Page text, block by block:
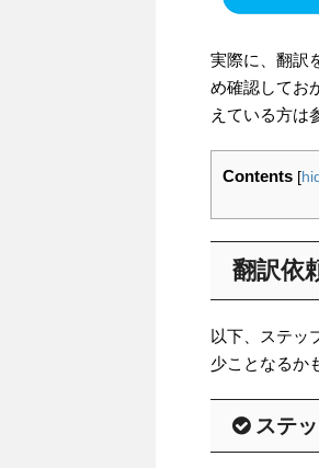
実際に、翻訳
め確認してお
えている方は
Contents [
翻訳依
以下、ステッ
少ことなるか
ステ